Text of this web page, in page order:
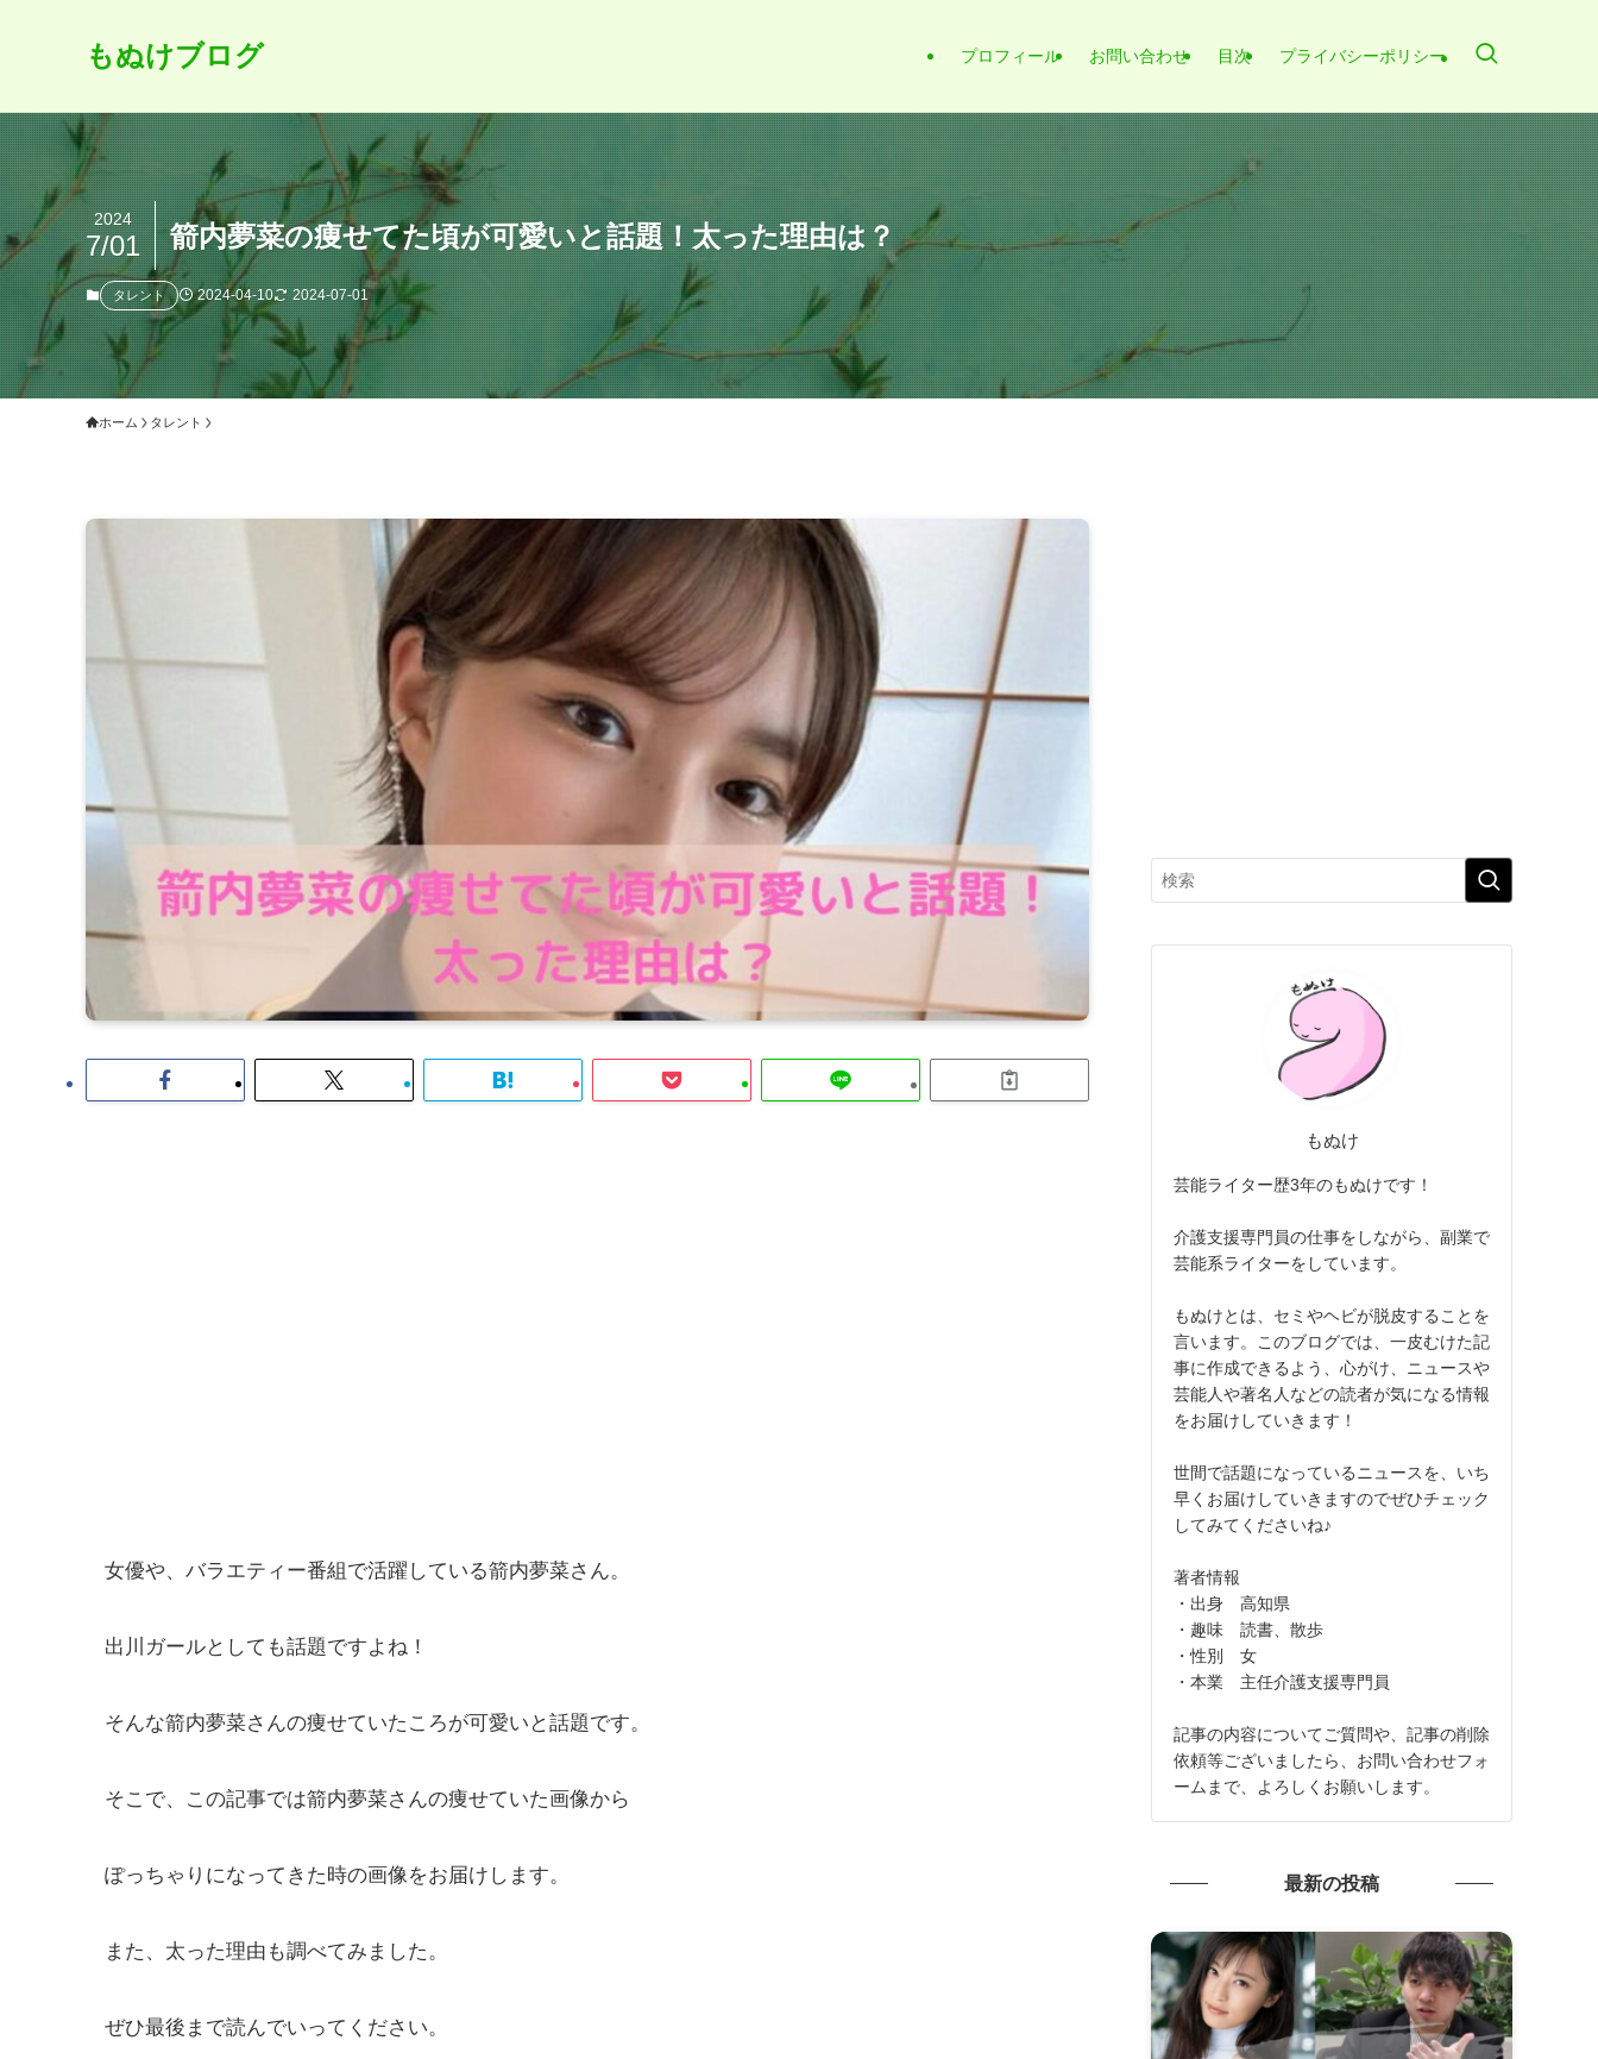
もぬけブログ プロフィール お問い合わせ 目次 プライバシーポリシー
箭内夢菜の痩せてた頃が可愛いと話題！太った理由は？
2024
7/01
タレント 2024-04-10 2024-07-01
ホーム タレント
女優や、バラエティー番組で活躍している箭内夢菜さん。
出川ガールとしても話題ですよね！
そんな箭内夢菜さんの痩せていたころが可愛いと話題です。
そこで、この記事では箭内夢菜さんの痩せていた画像から
ぽっちゃりになってきた時の画像をお届けします。
また、太った理由も調べてみました。
ぜひ最後まで読んでいってください。
もぬけ
芸能ライター歴3年のもぬけです！
介護支援専門員の仕事をしながら、副業で
芸能系ライターをしています。
もぬけとは、セミやヘビが脱皮することを
言います。このブログでは、一皮むけた記
事に作成できるよう、心がけ、ニュースや
芸能人や著名人などの読者が気になる情報
をお届けしていきます！
世間で話題になっているニュースを、いち
早くお届けしていきますのでぜひチェック
してみてくださいね♪
著者情報
・出身 高知県
・趣味 読書、散歩
・性別 女
・本業 主任介護支援専門員
記事の内容についてご質問や、記事の削除
依頼等ございましたら、お問い合わせフォ
ームまで、よろしくお願いします。
最新の投稿